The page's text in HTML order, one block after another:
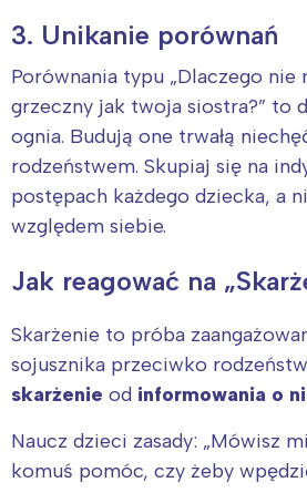
3. Unikanie porównań
Porównania typu „Dlaczego nie
grzeczny jak twoja siostra?” to
ognia. Budują one trwałą
rodzeństwem. Skupiaj się na
postępach każdego dziecka, a
względem siebie.
Jak reagować na
Skarżenie to próba
sojusznika przeciwko
skarżenie od informowania o
Naucz dzieci zasady: „Mówisz
komuś pomóc, czy żeby
Trójmiasto
Wrocław
Wybieram